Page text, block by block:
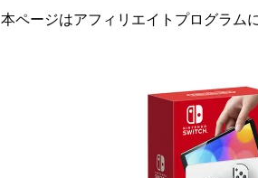
本ページはアフィリエイトプログラム